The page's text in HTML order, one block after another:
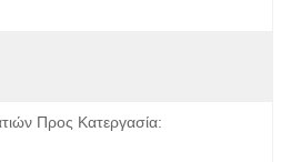
Προς Κατεργασία: